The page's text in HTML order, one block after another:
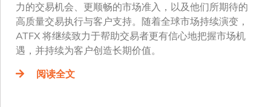
力的交易机会、更顺畅的市场准入，以及他们所期待的
高质量交易执行与客户支持。随着全球市场持续演变，
ATFX 将继续致力于帮助交易者更有信心地把握市场机
遇，并持续为客户创造长期价值。
阅读全文